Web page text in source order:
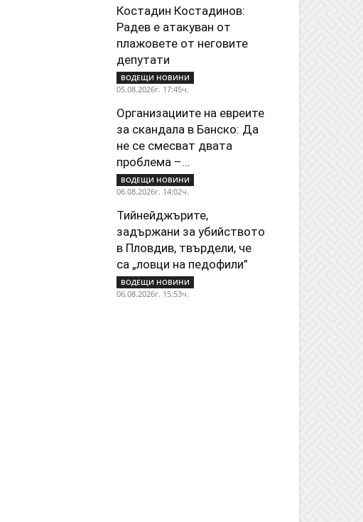
Костадин Костадинов:
Радев е атакуван от
плажoвете от неговите
депутати
ВОДЕЩИ НОВИНИ
05.08.2026г. 17:45ч.
Организациите на евреите
за скандала в Банско: Да
не се смесват двата
проблема –...
ВОДЕЩИ НОВИНИ
06.08.2026г. 14:02ч.
Тийнейджърите,
задържани за убийството
в Пловдив, твърдели, че
са „ловци на педофили”
ВОДЕЩИ НОВИНИ
06.08.2026г. 15:53ч.